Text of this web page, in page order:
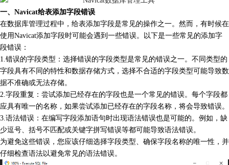
一、Navicat给表添加字段错误
在数据库管理过程中，给表添加字段是常见的操作之一。然而，有时候在
使用Navicat添加字段时可能会遇到一些错误。以下是一些常见的添加字
段错误：
1.错误的字段类型：选择错误的字段类型是常见的错误之一。不同类型的
字段具有不同的特性和数据存储方式，选择不合适的字段类型可能导致数
据不准确或无法存储。
2.字段重复：尝试添加已经存在的字段也是一个常见的错误。每个字段都
应具有唯一的名称，如果尝试添加已经存在的字段名称，将会导致错误。
3.语法错误：在编写字段添加语句时出现语法错误也是可能的。例如，缺
少逗号、括号不匹配或关键字拼写错误等都可能导致语法错误。
为避免这些错误，您应该仔细选择字段类型、确保字段名称的唯一性，并
仔细检查语法以避免常见的语法错误。